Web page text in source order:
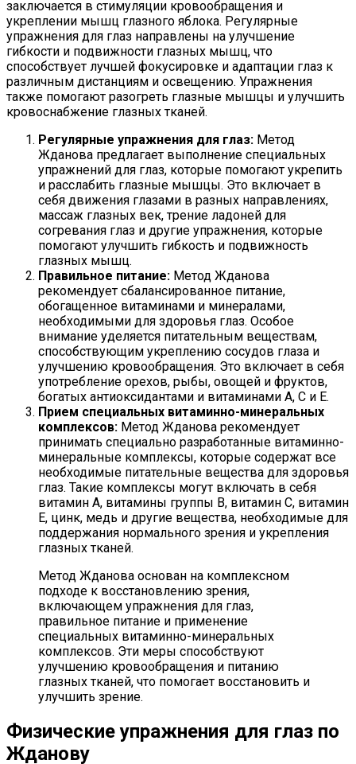
заключается в стимуляции кровообращения и
укреплении мышц глазного яблока. Регулярные
упражнения для глаз направлены на улучшение
гибкости и подвижности глазных мышц, что
способствует лучшей фокусировке и адаптации глаз к
различным дистанциям и освещению. Упражнения
также помогают разогреть глазные мышцы и улучшить
кровоснабжение глазных тканей.
Регулярные упражнения для глаз: Метод
Жданова предлагает выполнение специальных
упражнений для глаз, которые помогают укрепить
и расслабить глазные мышцы. Это включает в
себя движения глазами в разных направлениях,
массаж глазных век, трение ладоней для
согревания глаз и другие упражнения, которые
помогают улучшить гибкость и подвижность
глазных мышц.
Правильное питание: Метод Жданова
рекомендует сбалансированное питание,
обогащенное витаминами и минералами,
необходимыми для здоровья глаз. Особое
внимание уделяется питательным веществам,
способствующим укреплению сосудов глаза и
улучшению кровообращения. Это включает в себя
употребление орехов, рыбы, овощей и фруктов,
богатых антиоксидантами и витаминами A, C и E.
Прием специальных витаминно-минеральных
комплексов: Метод Жданова рекомендует
принимать специально разработанные витаминно-
минеральные комплексы, которые содержат все
необходимые питательные вещества для здоровья
глаз. Такие комплексы могут включать в себя
витамин А, витамины группы B, витамин C, витамин
Е, цинк, медь и другие вещества, необходимые для
поддержания нормального зрения и укрепления
глазных тканей.
Метод Жданова основан на комплексном
подходе к восстановлению зрения,
включающем упражнения для глаз,
правильное питание и применение
специальных витаминно-минеральных
комплексов. Эти меры способствуют
улучшению кровообращения и питанию
глазных тканей, что помогает восстановить и
улучшить зрение.
Физические упражнения для глаз по
Жданову